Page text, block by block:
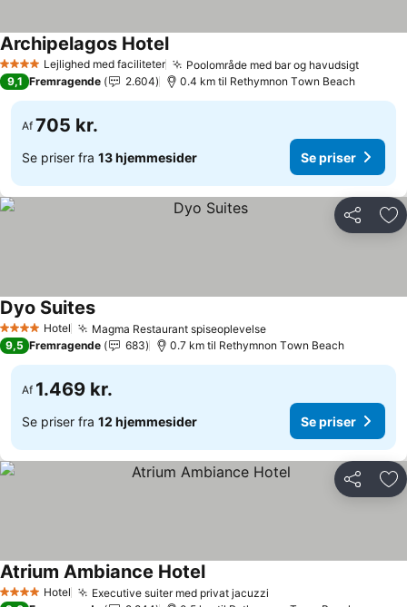
4 StjernerLejlighed med faciliteter Poolområde med bar og havudsigt
Archipelagos Hotel
9,1 Fremragende 2.604 0.4 km til Rethymnon Τown Beach
Af 705 kr.
Se priser fra 13 hjemmesider Se priser
Del
4 StjernerHotel Magma Restaurant spiseoplevelse
Dyo Suites
9,5 Fremragende 683 0.7 km til Rethymnon Τown Beach
Af 1.469 kr.
Se priser fra 12 hjemmesider Se priser
Del
4 StjernerHotel Executive suiter med privat jacuzzi
Atrium Ambiance Hotel